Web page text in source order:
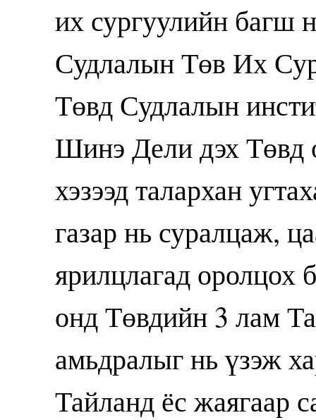
их сургуулийн багш
Судлалын Төв Их
Төвд Судлалын
Шинэ Дели дэх Төвд
хэзээд талархан
газар нь суралцаж,
ярилцлагад оролцох
онд Төвдийн 3 лам
амьдралыг нь үзэж
Тайланд ёс жаягаар